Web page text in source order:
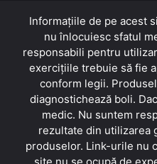
Informațiile de pe acest
nu înlocuiesc sfatul
responsabili pentru
exercițiile trebuie să fie
conform legii.
diagnostichează boli.
medic. Nu suntem
rezultate din utilizarea
produselor. Link-urile nu